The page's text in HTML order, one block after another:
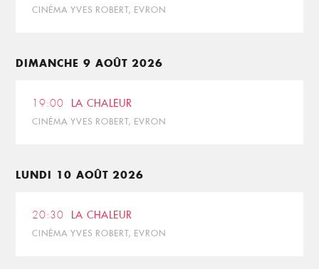
CINÉMA YVES ROBERT, EVRON
DIMANCHE 9 AOÛT 2026
19:00 LA CHALEUR
CINÉMA YVES ROBERT, EVRON
LUNDI 10 AOÛT 2026
20:30 LA CHALEUR
CINÉMA YVES ROBERT, EVRON